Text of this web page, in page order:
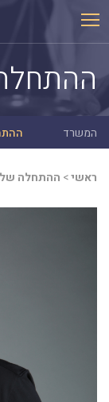
Skip
to
content
המשרד
ראשי> ההתחלה